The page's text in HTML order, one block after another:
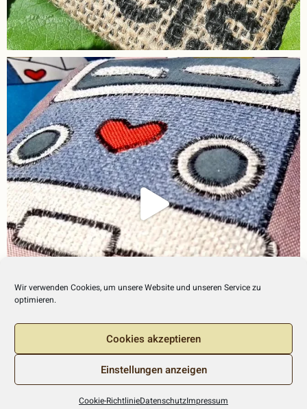
Wir verwenden Cookies, um unsere Website und unseren Service zu
optimieren.
Cookies akzeptieren
Einstellungen anzeigen
Cookie-RichtlinieDatenschutzImpressum
2026 Copyright Munkileev